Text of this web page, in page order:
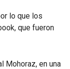
lo que los
que fueron
Mohoraz, en una